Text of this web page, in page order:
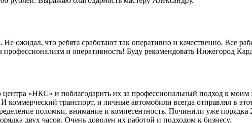
ожидал, что ребята сработают так оперативно и качественно. Все
профессионализм и оперативность! Буду рекомендовать Нижегород
«НКС» и поблагодарить их за профессиональный подход к
транспорт, и личные автомобили всегда отправлял в
поломки, внимание и компетентность. Починили уже
двух часов. Очень доволен их работой и подходом к бизнесу.